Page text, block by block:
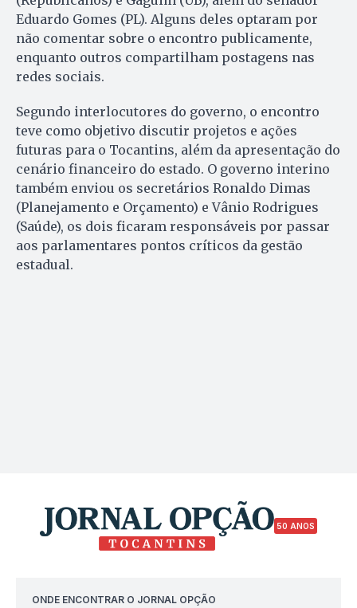
Eduardo Gomes (PL). Alguns deles optaram por
não comentar sobre o encontro publicamente,
enquanto outros compartilham postagens nas
redes sociais.
Segundo interlocutores do governo, o encontro
teve como objetivo discutir projetos e ações
futuras para o Tocantins, além da apresentação do
cenário financeiro do estado. O governo interino
também enviou os secretários Ronaldo Dimas
(Planejamento e Orçamento) e Vânio Rodrigues
(Saúde), os dois ficaram responsáveis por passar
aos parlamentares pontos críticos da gestão
estadual.
50 ANOS
ONDE ENCONTRAR O JORNAL OPÇÃO